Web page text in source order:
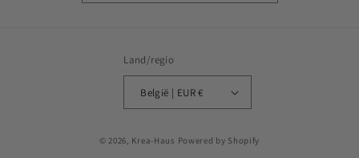
Land/regio
België | EUR €
© 2026, Krea-Haus Powered by Shopify